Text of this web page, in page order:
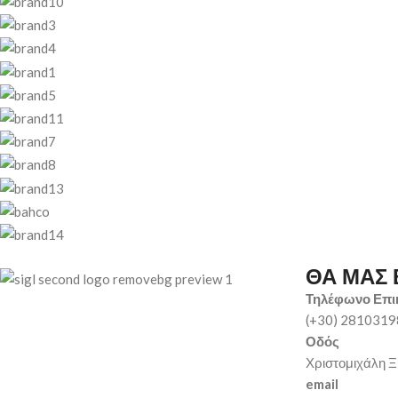
ΘΑ ΜΑΣ
Τηλέφωνο
(+30)
Οδός
Χριστομιχάλη
email